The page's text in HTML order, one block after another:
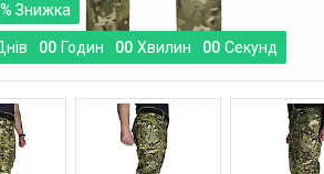
00 Годин 00 Хвилин 00 Секунд